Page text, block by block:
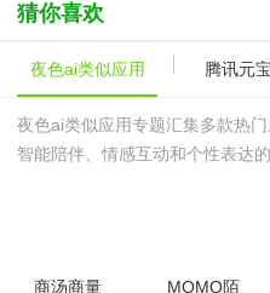
猜你喜欢
夜色ai类似应用 腾讯元
夜色ai类似应用专题汇集多款热
智能陪伴、情感互动和个性表达
商汤商量
MOMO陌